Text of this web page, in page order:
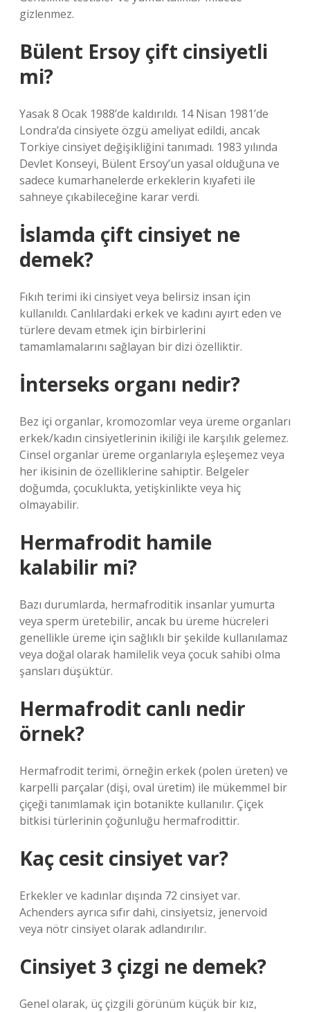
gizlenmez.
Bülent Ersoy çift cinsiyetli
mi?
Yasak 8 Ocak 1988’de kaldırıldı. 14 Nisan 1981’de
Londra’da cinsiyete özgü ameliyat edildi, ancak
Torkiye cinsiyet değişikliğini tanımadı. 1983 yılında
Devlet Konseyi, Bülent Ersoy’un yasal olduğuna ve
sadece kumarhanelerde erkeklerin kıyafeti ile
sahneye çıkabileceğine karar verdi.
İslamda çift cinsiyet ne
demek?
Fıkıh terimi iki cinsiyet veya belirsiz insan için
kullanıldı. Canlılardaki erkek ve kadını ayırt eden ve
türlere devam etmek için birbirlerini
tamamlamalarını sağlayan bir dizi özelliktir.
İnterseks organı nedir?
Bez içi organlar, kromozomlar veya üreme organları
erkek/kadın cinsiyetlerinin ikiliği ile karşılık gelemez.
Cinsel organlar üreme organlarıyla eşleşemez veya
her ikisinin de özelliklerine sahiptir. Belgeler
doğumda, çocuklukta, yetişkinlikte veya hiç
olmayabilir.
Hermafrodit hamile
kalabilir mi?
Bazı durumlarda, hermafroditik insanlar yumurta
veya sperm üretebilir, ancak bu üreme hücreleri
genellikle üreme için sağlıklı bir şekilde kullanılamaz
veya doğal olarak hamilelik veya çocuk sahibi olma
şansları düşüktür.
Hermafrodit canlı nedir
örnek?
Hermafrodit terimi, örneğin erkek (polen üreten) ve
karpelli parçalar (dişi, oval üretim) ile mükemmel bir
çiçeği tanımlamak için botanikte kullanılır. Çiçek
bitkisi türlerinin çoğunluğu hermafrodittir.
Kaç cesit cinsiyet var?
Erkekler ve kadınlar dışında 72 cinsiyet var.
Achenders ayrıca sıfır dahi, cinsiyetsiz, jenervoid
veya nötr cinsiyet olarak adlandırılır.
Cinsiyet 3 çizgi ne demek?
Genel olarak, üç çizgili görünüm küçük bir kız,